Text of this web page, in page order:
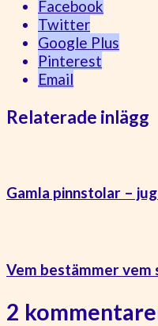
Facebook
Twitter
Google Plus
Pinterest
Email
Relaterade inlägg
Gamla pinnstolar –
Vem bestämmer vem
2